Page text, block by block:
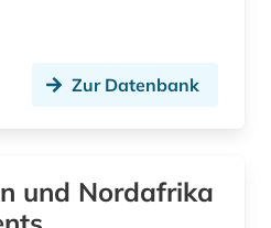
Zur Datenbank
und Nordafrika